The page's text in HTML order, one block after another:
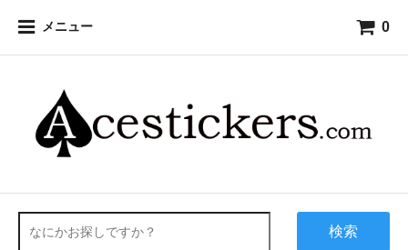
メニュー 0
検索